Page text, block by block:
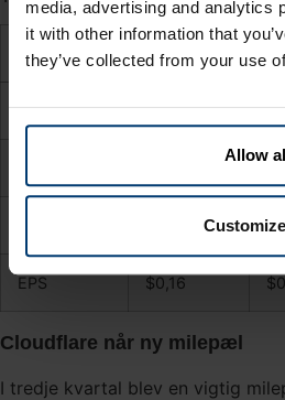
media, advertising and analytics
it with other information that
they’ve collected from your use
Allow
Customize
Nøgletal Realiseret
Omsætning $336 mio.
$42,5 mio.
EPS $0,16
Cloudflare når ny milepæl
I tredje kvartal blev en vigtig